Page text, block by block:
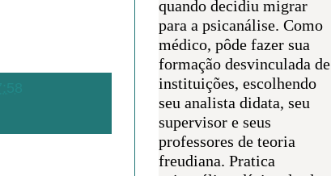
quando decidiu migrar
para a psicanálise. Como
médico, pôde fazer sua
formação desvinculada de
instituições, escolhendo
seu analista didata, seu
supervisor e seus
professores de teoria
freudiana. Pratica